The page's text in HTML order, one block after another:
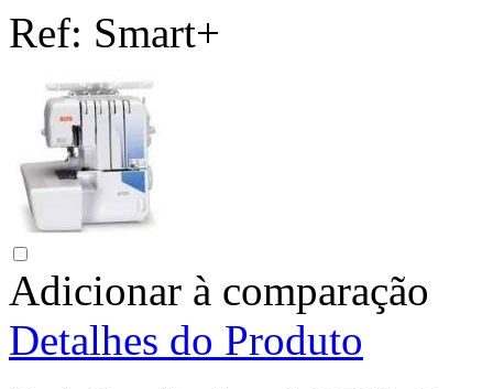
Ref: Smart+
Adicionar à comparação
Detalhes do Produto